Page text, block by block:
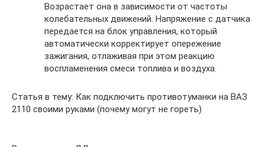
Возрастает она в зависимости от частоты
колебательных движений. Напряжение с датчика
передается на блок управления, который
автоматически корректирует опережение
зажигания, отлаживая при этом реакцию
воспламенения смеси топлива и воздуха.
Статья в тему: Как подключить противотуманки на ВАЗ
2110 своими руками (почему могут не гореть)